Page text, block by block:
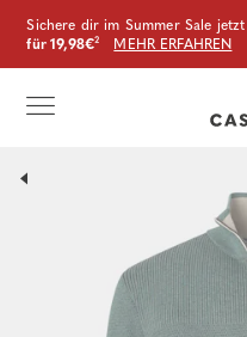
Sichere dir im Summer Sale jetzt
für 19,98€² MEHR ERFAHREN